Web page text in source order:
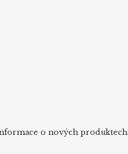
o nových produktech